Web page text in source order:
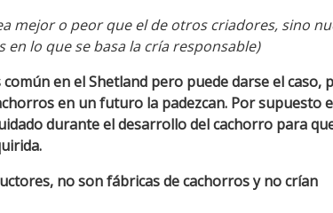
mejor o peor que el de otros criadores, sino
lo que se basa la cría responsable)
en el Shetland pero puede darse el caso,
en un futuro la padezcan. Por supuesto
durante el desarrollo del cachorro para
no son fábricas de cachorros y no crían